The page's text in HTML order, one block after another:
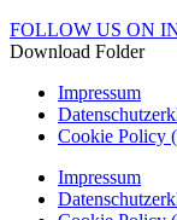
FOLLOW US ON
Download Folder
Impressum
Cookie Policy
Impressum